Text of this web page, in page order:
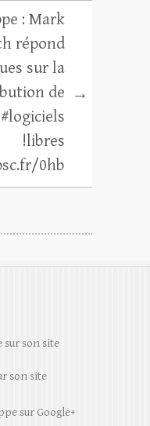
: Mark
répond
sur la
de
!libres
0hb
→
son site
sur Google+